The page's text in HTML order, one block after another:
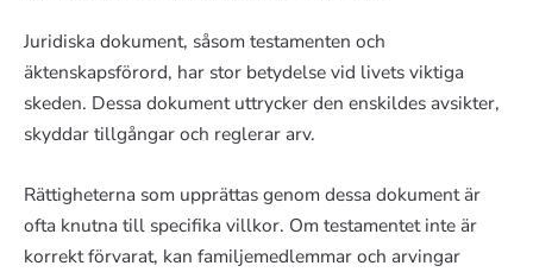
Juridiska dokument, såsom testamenten och
äktenskapsförord, har stor betydelse vid livets viktiga
skeden. Dessa dokument uttrycker den enskildes avsikter,
skyddar tillgångar och reglerar arv.
Rättigheterna som upprättas genom dessa dokument är
ofta knutna till specifika villkor. Om testamentet inte är
korrekt förvarat, kan familjemedlemmar och arvingar